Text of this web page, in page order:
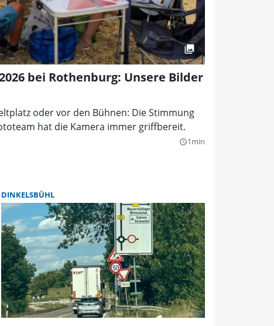
bei Rothenburg: Unsere Bilder
oder vor den Bühnen: Die Stimmung
hat die Kamera immer griffbereit.
query_builder1min
DINKELSBÜHL